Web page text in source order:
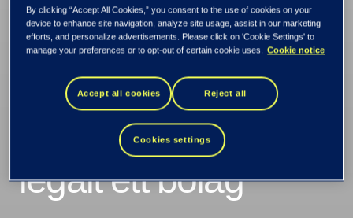
sammanslagningen
av Tieto och EVRY:
Nu är TietoEVRY
legalt ett bolag
By clicking “Accept All Cookies,” you consent to the use of cookies on your
device to enhance site navigation, analyze site usage, assist in our marketing
efforts, and personalize advertisements. Please click on 'Cookie Settings' to
manage your preferences or to opt-out of certain cookie uses. Cookie notice
Accept all cookies Reject all
Cookies settings